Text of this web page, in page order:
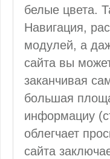
белые цвета.
Навигация,
модулей, а
сайта вы
заканчивая
большая
информациу
облегчает
сайта